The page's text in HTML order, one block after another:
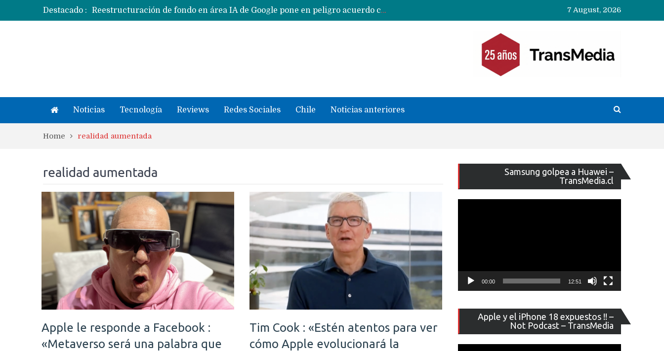
Destacado : 7 August, 2026
Noticias Tecnología Reviews Redes Sociales Chile Noticias anteriores
Home realidad aumentada
realidad aumentada
Apple le responde a Facebook :
«Metaverso será una palabra que
Tim Cook : «Estén atentos para ver
cómo Apple evolucionará la
Samsung golpea a Huawei –
TransMedia.cl
de
vídeo
00:00 12:51
Apple y el iPhone 18 expuestos !! –
Not Podcast – TransMedia
de
vídeo